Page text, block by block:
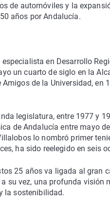
de automóviles y la
años por Andalucía.
en Desarrollo
un cuarto de siglo en la
de la Universidad, en
legislatura, entre 1977 y
de Andalucía entre mayo
lo nombró primer
ha sido reelegido en seis
25 años va ligada al gran
su vez, una profunda visión
la sostenibilidad.